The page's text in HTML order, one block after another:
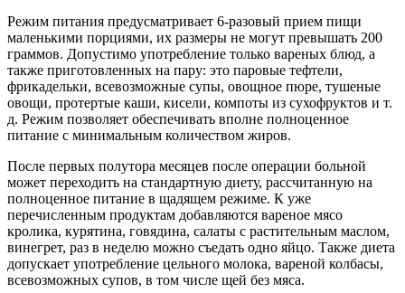
Режим питания предусматривает 6-разовый прием пищи
маленькими порциями, их размеры не могут превышать 200
граммов. Допустимо употребление только вареных блюд, а
также приготовленных на пару: это паровые тефтели,
фрикадельки, всевозможные супы, овощное пюре, тушеные
овощи, протертые каши, кисели, компоты из сухофруктов и т.
д. Режим позволяет обеспечивать вполне полноценное
питание с минимальным количеством жиров.
После первых полутора месяцев после операции больной
может переходить на стандартную диету, рассчитанную на
полноценное питание в щадящем режиме. К уже
перечисленным продуктам добавляются вареное мясо
кролика, курятина, говядина, салаты с растительным маслом,
винегрет, раз в неделю можно съедать одно яйцо. Также диета
допускает употребление цельного молока, вареной колбасы,
всевозможных супов, в том числе щей без мяса.